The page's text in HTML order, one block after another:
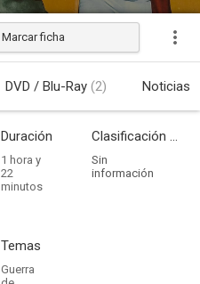
Marcar ficha
DVD / Blu-Ray (2) Noticias
Duración
1 hora y
22
minutos
Clasificación por edades
Sin
información
Temas
Guerra